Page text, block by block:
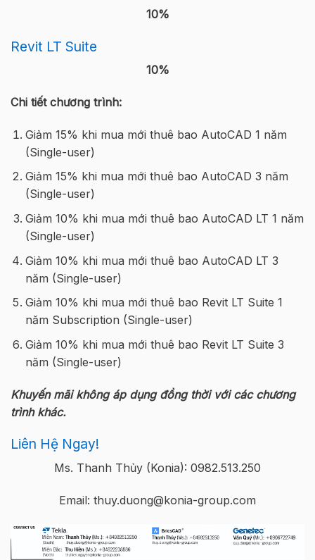
10%
Revit LT Suite
10%
Chi tiết chương trình:
Giảm 15% khi mua mới thuê bao AutoCAD 1 năm
(Single-user)
Giảm 15% khi mua mới thuê bao AutoCAD 3 năm
(Single-user)
Giảm 10% khi mua mới thuê bao AutoCAD LT 1 năm
(Single-user)
Giảm 10% khi mua mới thuê bao AutoCAD LT 3
năm (Single-user)
Giảm 10% khi mua mới thuê bao Revit LT Suite 1
năm Subscription (Single-user)
Giảm 10% khi mua mới thuê bao Revit LT Suite 3
năm (Single-user)
Khuyến mãi không áp dụng đồng thời với các chương
trình khác.
Liên Hệ Ngay!
Ms. Thanh Thủy (Konia): 0982.513.250
Email: thuy.duong@konia-group.com